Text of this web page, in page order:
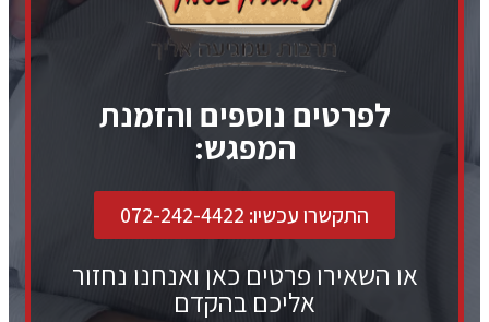
לפרטים נוספים והזמנת
המפגש:
התקשרו עכשיו: 072-242-4422
או השאירו פרטים כאן ואנחנו נחזור
אליכם בהקדם